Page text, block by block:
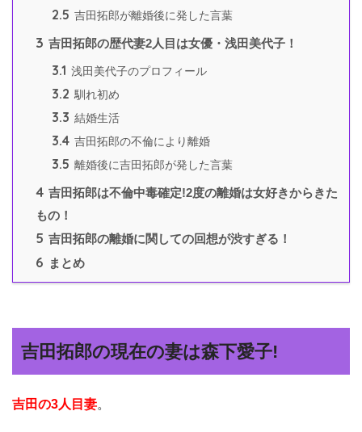
2.5 吉田拓郎が離婚後に発した言葉
3 吉田拓郎の歴代妻2人目は女優・浅田美代子！
3.1 浅田美代子のプロフィール
3.2 馴れ初め
3.3 結婚生活
3.4 吉田拓郎の不倫により離婚
3.5 離婚後に吉田拓郎が発した言葉
4 吉田拓郎は不倫中毒確定!2度の離婚は女好きからきた
もの！
5 吉田拓郎の離婚に関しての回想が渋すぎる！
6 まとめ
吉田拓郎の現在の妻は森下愛子!
吉田の3人目妻。